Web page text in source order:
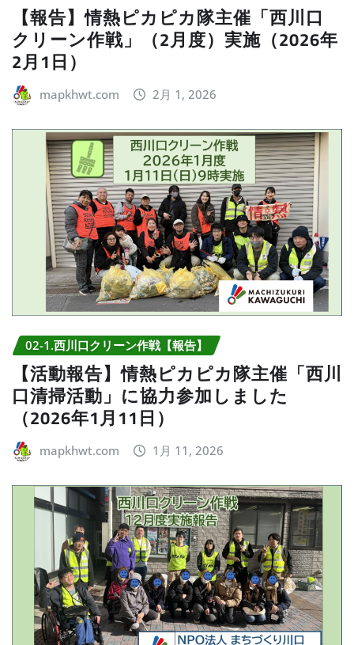
【報告】情熱ピカピカ隊主催「西川口
クリーン作戦」（2月度）実施（2026年
2月1日）
mapkhwt.com 2月 1, 2026
02-1.西川口クリーン作戦【報告】
【活動報告】情熱ピカピカ隊主催「西川
口清掃活動」に協力参加しました
（2026年1月11日）
mapkhwt.com 1月 11, 2026